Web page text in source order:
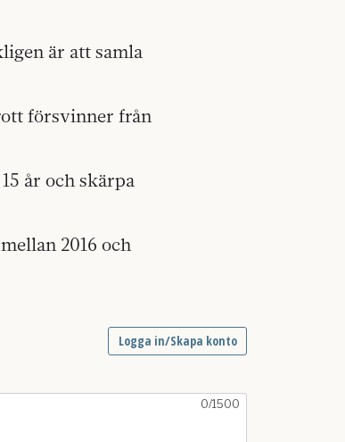
är att samla
försvinner från
år och skärpa
2016 och